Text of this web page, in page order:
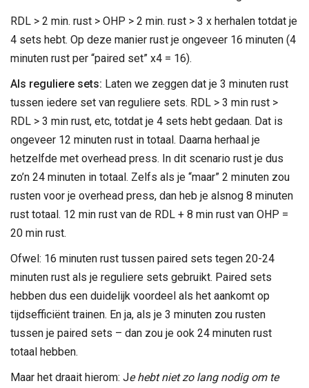
RDL > 2 min. rust > OHP > 2 min. rust > 3 x herhalen totdat je
4 sets hebt. Op deze manier rust je ongeveer 16 minuten (4
minuten rust per “paired set” x4 = 16).
Als reguliere sets: Laten we zeggen dat je 3 minuten rust
tussen iedere set van reguliere sets. RDL > 3 min rust >
RDL > 3 min rust, etc, totdat je 4 sets hebt gedaan. Dat is
ongeveer 12 minuten rust in totaal. Daarna herhaal je
hetzelfde met overhead press. In dit scenario rust je dus
zo’n 24 minuten in totaal. Zelfs als je “maar” 2 minuten zou
rusten voor je overhead press, dan heb je alsnog 8 minuten
rust totaal. 12 min rust van de RDL + 8 min rust van OHP =
20 min rust.
Ofwel: 16 minuten rust tussen paired sets tegen 20-24
minuten rust als je reguliere sets gebruikt. Paired sets
hebben dus een duidelijk voordeel als het aankomt op
tijdsefficiënt trainen. En ja, als je 3 minuten zou rusten
tussen je paired sets – dan zou je ook 24 minuten rust
totaal hebben.
Maar het draait hierom: Je hebt niet zo lang nodig om te